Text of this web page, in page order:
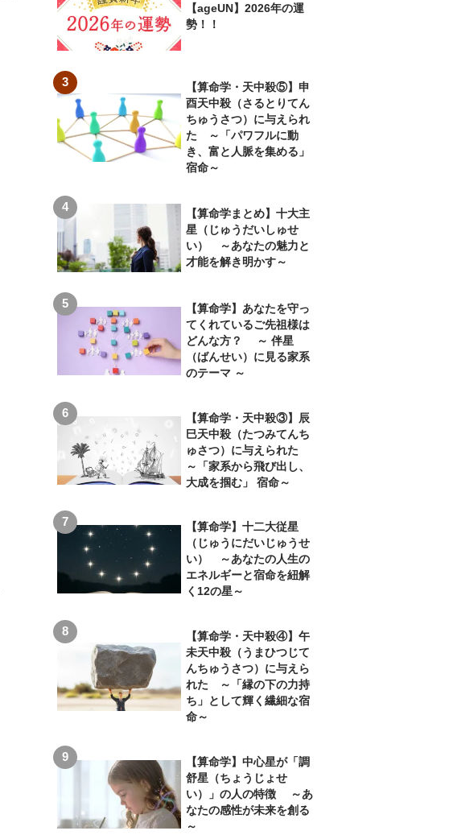
【ageUN】2026年の運
勢！！
【算命学・天中殺⑤】申
酉天中殺（さるとりてん
ちゅうさつ）に与えられ
た ～「パワフルに動
き、富と人脈を集める」
宿命～
【算命学まとめ】十大主
星（じゅうだいしゅせ
い） ～あなたの魅力と
才能を解き明かす～
【算命学】あなたを守っ
てくれているご先祖様は
どんな方？ ～ 伴星
（ばんせい）に見る家系
のテーマ ～
【算命学・天中殺③】辰
巳天中殺（たつみてんち
ゅさつ）に与えられた
～「家系から飛び出し、
大成を掴む」 宿命～
【算命学】十二大従星
（じゅうにだいじゅうせ
い） ～あなたの人生の
エネルギーと宿命を紐解
く12の星～
【算命学・天中殺④】午
未天中殺（うまひつじて
んちゅうさつ）に与えら
れた ～「縁の下の力持
ち」として輝く繊細な宿
命～
【算命学】中心星が「調
舒星（ちょうじょせ
い）」の人の特徴 ～あ
なたの感性が未来を創る
～